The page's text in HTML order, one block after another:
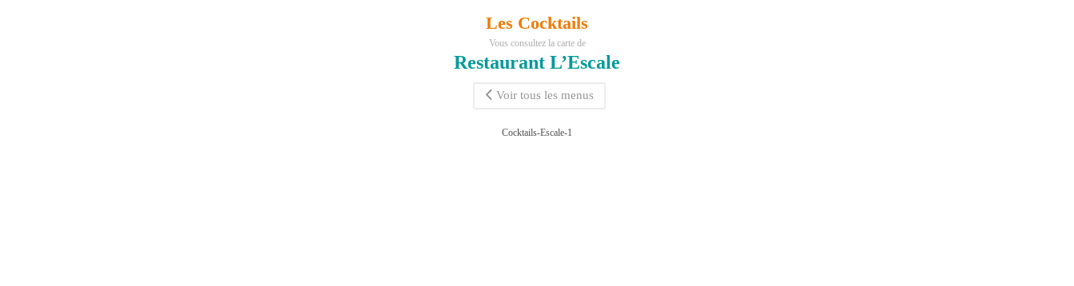
Les Cocktails
Vous consultez la carte de
Restaurant L’Escale
Voir tous les menus
Cocktails-Escale-1